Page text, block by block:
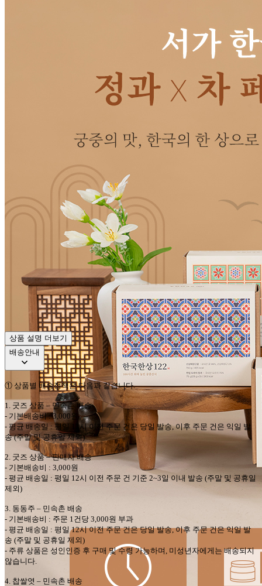
상품 설명 더보기
배송안내
① 상품별 배송정책은 다음과 같습니다.
1. 굿즈 상품 – 민속촌배송
- 기본배송비: 3,000원
- 평균 배송일 :평일 12시 이전 주문 건은 당일 발송,이후 주문 건은 익일 발
송(주말 및 공휴일 제외)
2. 굿즈 상품– 판매자배송
- 기본배송비 : 3,000원
- 평균 배송일 : 평일 12시 이전 주문 건 기준 2~3일 이내 발송 (주말 및 공휴일
제외)
3. 동동주 – 민속촌 배송
- 기본배송비 : 주문 1 건당 3,000원 부과
- 평균 배송일 : 평일 12시 이전 주문 건은 당일 발송,이후 주문 건은 익일 발
송 (주말 및 공휴일 제외)
- 주류 상품은 성인인증 후 구매 및 수령 가능하며 미성년자에게는 배송되지
않습니다
4. 찹쌀엿 – 민속촌 배송